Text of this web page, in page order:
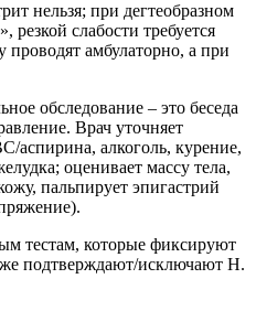
нельзя; при дегтеобразном
резкой слабости требуется
проводят амбулаторно, а при
обследование – это беседа
Врач уточняет
аспирина, алкоголь, курение,
оценивает массу тела,
пальпирует эпигастрий
тестам, которые фиксируют
подтверждают/исключают H.